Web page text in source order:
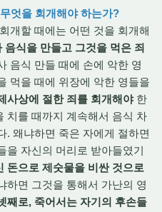
엇을 회개해야 하는가?
개할 때에는 어떤 것을 회개해
음식을 만들고 그것을 먹은 죄
음식 만들 때에 손에 악한 영
먹을 때에 위장에 악한 영들을
사상에 절한 죄를 회개해야한
치를 때까지 계속해서 음식 차
. 왜냐하면 죽은 자에게 절하면
을 자신의 머리로 받아들였기
돈으로 제숫물을 비싼 것으로
하면 그것을 통해서 가난의 영
째로, 죽어서는 자기의 후손들